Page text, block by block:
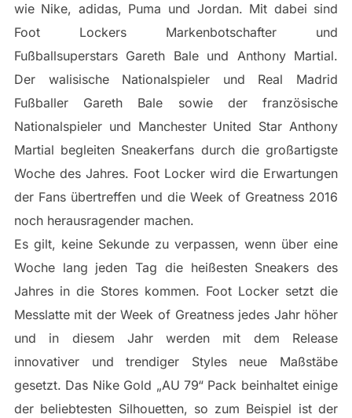
wie Nike, adidas, Puma und Jordan. Mit dabei sind
Foot Lockers Markenbotschafter und
Fußballsuperstars Gareth Bale und Anthony Martial.
Der walisische Nationalspieler und Real Madrid
Fußballer Gareth Bale sowie der französische
Nationalspieler und Manchester United Star Anthony
Martial begleiten Sneakerfans durch die großartigste
Woche des Jahres. Foot Locker wird die Erwartungen
der Fans übertreffen und die Week of Greatness 2016
noch herausragender machen.
Es gilt, keine Sekunde zu verpassen, wenn über eine
Woche lang jeden Tag die heißesten Sneakers des
Jahres in die Stores kommen. Foot Locker setzt die
Messlatte mit der Week of Greatness jedes Jahr höher
und in diesem Jahr werden mit dem Release
innovativer und trendiger Styles neue Maßstäbe
gesetzt. Das Nike Gold „AU 79“ Pack beinhaltet einige
der beliebtesten Silhouetten, so zum Beispiel ist der